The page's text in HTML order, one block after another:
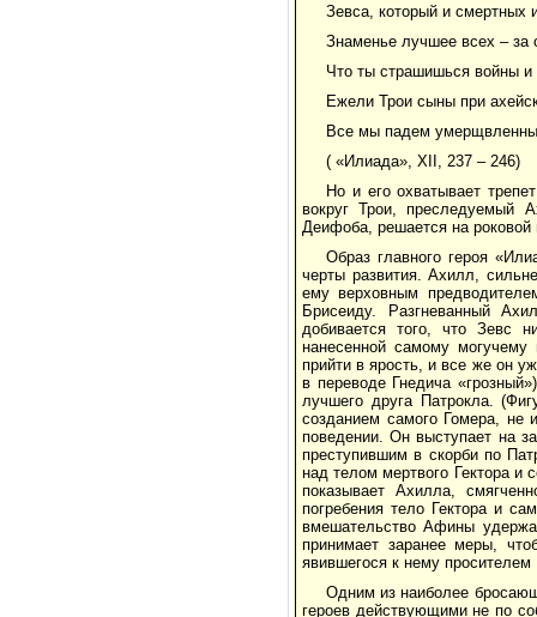
Зевса, который и смертных
Знаменье лучшее всех – за
Что ты страшишься войны и
Ежели Трои сыны при
Все мы падем
( «Илиада», ХII, 237 – 246)
Но и его охватывает
вокруг Трои, преследуемый
Деифоба, решается на
Образ главного героя
черты развития. Ахилл,
ему верховным
Брисеиду. Разгневанный
добивается того, что Зевс
нанесенной самому
прийти в ярость, и все же он
в переводе Гнедича
лучшего друга Патрокла.
созданием самого Гомера, не
поведении. Он выступает на
преступившим в скорби по
над телом мертвого Гектора и
показывает Ахилла,
погребения тело Гектора и
вмешательство Афины
принимает заранее меры,
явившегося к нему
Одним из наиболее
героев действующими не по